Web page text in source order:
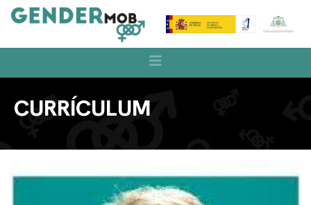
CURRÍCULUM